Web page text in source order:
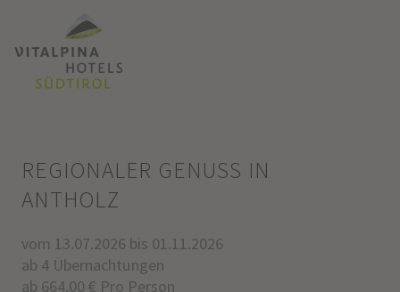
REGIONALER GENUSS IN
ANTHOLZ
vom 13.07.2026 bis 01.11.2026
ab 4 Übernachtungen
ab 664,00 € Pro Person